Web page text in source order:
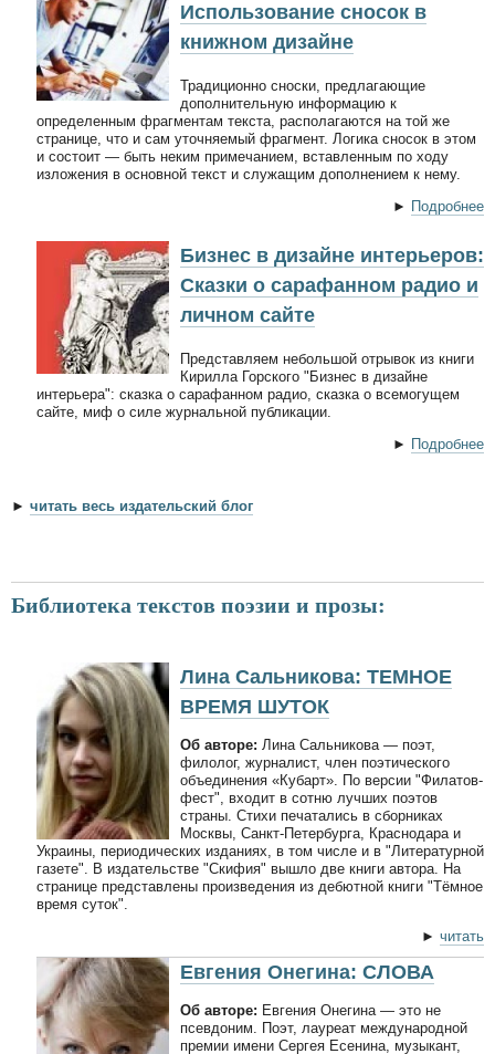
Использование сносок в
книжном дизайне
Традиционно сноски, предлагающие
дополнительную информацию к
определенным фрагментам текста, располагаются на той же
странице, что и сам уточняемый фрагмент. Логика сносок в этом
и состоит — быть неким примечанием, вставленным по ходу
изложения в основной текст и служащим дополнением к нему.
► Подробнее
Бизнес в дизайне интерьеров:
Сказки о сарафанном радио и
личном сайте
Представляем небольшой отрывок из книги
Кирилла Горского "Бизнес в дизайне
интерьера": сказка о сарафанном радио, сказка о всемогущем
сайте, миф о силе журнальной публикации.
► Подробнее
► читать весь издательский блог
Библиотека текстов поэзии и прозы:
Лина Сальникова: ТЕМНОЕ
ВРЕМЯ ШУТОК
Об авторе: Лина Сальникова — поэт,
филолог, журналист, член поэтического
объединения «Кубарт». По версии "Филатов-
фест", входит в сотню лучших поэтов
страны. Стихи печатались в сборниках
Москвы, Санкт-Петербурга, Краснодара и
Украины, периодических изданиях, в том числе и в "Литературной
газете". В издательстве "Скифия" вышло две книги автора. На
странице представлены произведения из дебютной книги "Тёмное
время суток".
► читать
Евгения Онегина: СЛОВА
Об авторе: Евгения Онегина — это не
псевдоним. Поэт, лауреат международной
премии имени Сергея Есенина, музыкант,